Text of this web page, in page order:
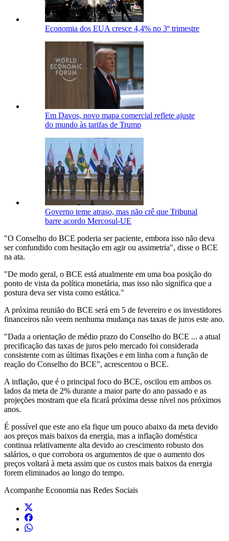
Economia dos EUA cresce 4,4% no 3º trimestre
Em Davos, novo mapa comercial reflete ajuste
do mundo às tarifas de Trump
Governo teme atraso, mas não crê que Tribunal
barre acordo Mercosul-UE
"O Conselho do BCE poderia ser paciente, embora isso não deva
ser confundido com hesitação em agir ou ⁠assimetria", disse o BCE
na ata.
"De modo geral, o BCE está atualmente em uma boa posição do
ponto de vista da política monetária, mas isso não significa que a
postura deva ‌ser vista como estática."
A próxima reunião do ​BCE será em 5 de fevereiro e os investidores
financeiros não veem nenhuma mudança nas taxas ⁠de juros este ano.
"Dada a orientação de médio prazo do Conselho do BCE ... a atual
precificação das taxas de juros pelo mercado foi considerada
consistente com as últimas fixações e em linha com a função de
reação do Conselho do BCE", acrescentou o BCE.
A inflação, que é o principal foco do BCE, oscilou em ambos os
lados da meta de 2% durante a maior parte ⁠do ano passado e as
projeções mostram que ela ficará próxima desse nível nos próximos
anos.
É possível que este ano ela fique um pouco abaixo da meta ⁠devido
aos preços mais baixos da energia, mas a inflação doméstica
continua relativamente alta devido ao crescimento robusto dos
salários, o que corrobora os argumentos de que o aumento dos
preços voltará à meta assim que os custos mais baixos da energia
forem eliminados ao longo do ​tempo.
Acompanhe Economia nas Redes Sociais